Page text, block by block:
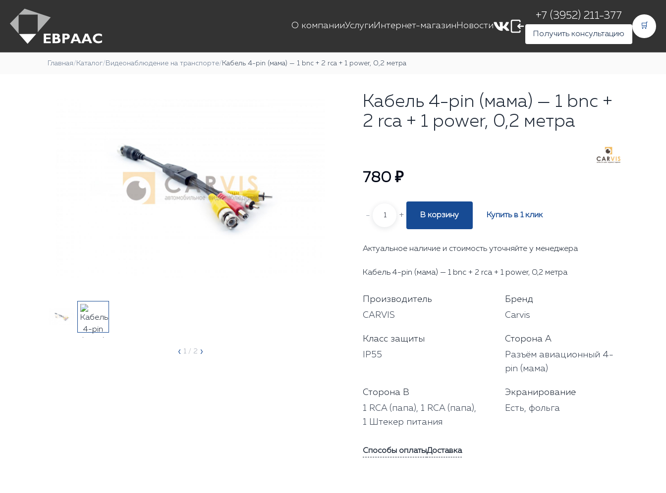
О компанииУслуги Интернет-магазин Новости
+7 (3952) 211-377
Получить консультацию
🛒
Главная/ Каталог/ Видеонаблюдение на транспорте/ Кабель 4-pin (мама) — 1 bnc + 2 rca + 1 power, 0,2 метра
‹ 1 / 2 ›
Кабель 4-pin (мама) — 1 bnc +
2 rca + 1 power, 0,2 метра
780 ₽
- + В корзину Купить в 1 клик
Актуальное наличие и стоимость уточняйте у менеджера
Кабель 4-pin (мама) — 1 bnc + 2 rca + 1 power, 0,2 метра
Производитель
CARVIS
Бренд
Carvis
Класс защиты
IP55
Сторона А
Разъём авиационный 4-
pin (мама)
Сторона В
1 RCA (папа), 1 RCA (папа),
1 Штекер питания
Экранирование
Есть, фольга
Способы оплатыДоставка